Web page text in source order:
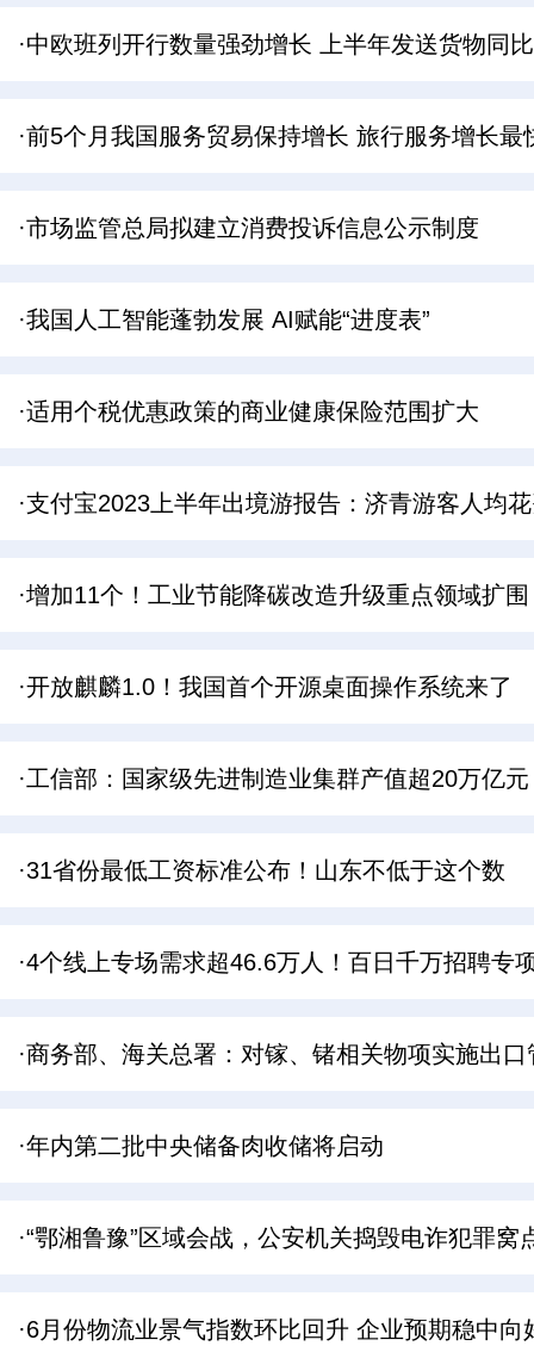
·中欧班列开行数量强劲增长 上半年发送货物同
·前5个月我国服务贸易保持增长 旅行服务增长最
·市场监管总局拟建立消费投诉信息公示制度
·我国人工智能蓬勃发展 AI赋能“进度表”
·适用个税优惠政策的商业健康保险范围扩大
·支付宝2023上半年出境游报告：济青游客人均
·增加11个！工业节能降碳改造升级重点领域扩围
·开放麒麟1.0！我国首个开源桌面操作系统来了
·工信部：国家级先进制造业集群产值超20万亿元
·31省份最低工资标准公布！山东不低于这个数
·4个线上专场需求超46.6万人！百日千万招聘专
·商务部、海关总署：对镓、锗相关物项实施出口
·年内第二批中央储备肉收储将启动
·“鄂湘鲁豫”区域会战，公安机关捣毁电诈犯罪窝
·6月份物流业景气指数环比回升 企业预期稳中向